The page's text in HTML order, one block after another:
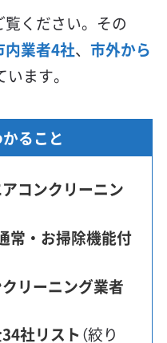
覧ください。その
内業者4社、 市外から
ます。
ること
コンクリーニン
常・お掃除機能付
リーニング業者
社リスト （絞り